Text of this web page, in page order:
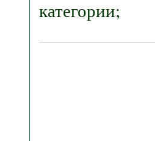
категории;